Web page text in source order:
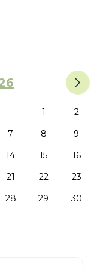
1
2
7 8
9
14 15
16
21 22
23
28 29
30